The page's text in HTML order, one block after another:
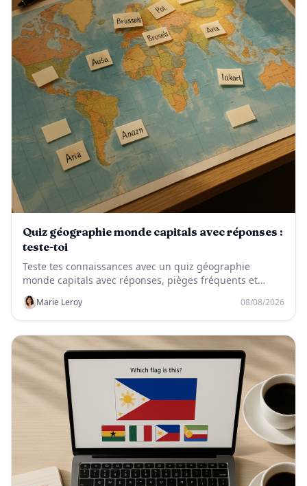
Quiz géographie monde capitals avec réponses :
teste-toi
Teste tes connaissances avec un quiz géographie
monde capitals avec réponses, pièges fréquents et
corrigé pour progresser vite.
Marie Leroy 08/08/2026